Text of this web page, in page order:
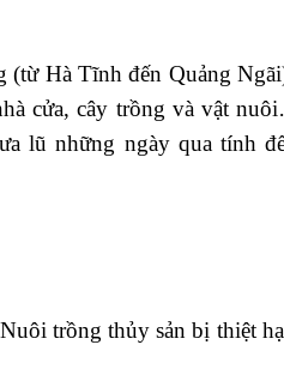
Hà Tĩnh đến Quảng
cửa, cây trồng và vật
lũ những ngày qua tính
trồng thủy sản bị thiệt